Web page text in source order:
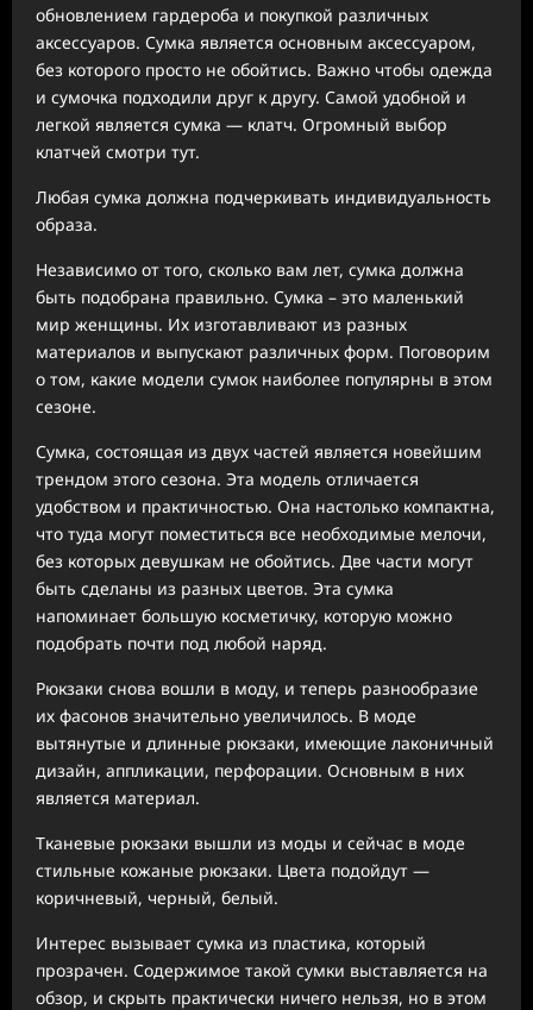
обновлением гардероба и покупкой различных
аксессуаров. Сумка является основным аксессуаром,
без которого просто не обойтись. Важно чтобы одежда
и сумочка подходили друг к другу. Самой удобной и
легкой является сумка — клатч. Огромный выбор
клатчей смотри тут.
Любая сумка должна подчеркивать индивидуальность
образа.
Независимо от того, сколько вам лет, сумка должна
быть подобрана правильно. Сумка – это маленький
мир женщины. Их изготавливают из разных
материалов и выпускают различных форм. Поговорим
о том, какие модели сумок наиболее популярны в этом
сезоне.
Сумка, состоящая из двух частей является новейшим
трендом этого сезона. Эта модель отличается
удобством и практичностью. Она настолько компактна,
что туда могут поместиться все необходимые мелочи,
без которых девушкам не обойтись. Две части могут
быть сделаны из разных цветов. Эта сумка
напоминает большую косметичку, которую можно
подобрать почти под любой наряд.
Рюкзаки снова вошли в моду, и теперь разнообразие
их фасонов значительно увеличилось. В моде
вытянутые и длинные рюкзаки, имеющие лаконичный
дизайн, аппликации, перфорации. Основным в них
является материал.
Тканевые рюкзаки вышли из моды и сейчас в моде
стильные кожаные рюкзаки. Цвета подойдут —
коричневый, черный, белый.
Интерес вызывает сумка из пластика, который
прозрачен. Содержимое такой сумки выставляется на
обзор, и скрыть практически ничего нельзя, но в этом